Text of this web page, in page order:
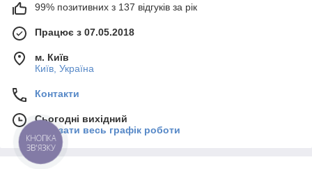
99% позитивних з 137 відгуків за рік
Працює з 07.05.2018
м. Київ
Київ, Україна
Контакти
Сьогодні вихідний
Показати весь графік роботи
КНОПКА
ЗВ'ЯЗКУ